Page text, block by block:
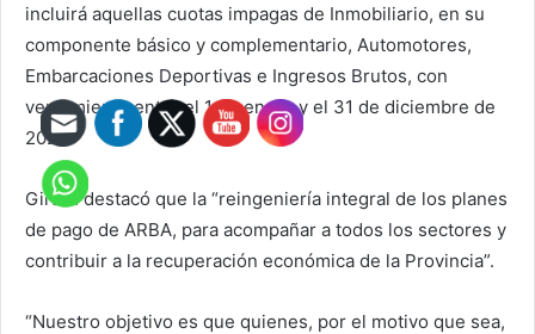
incluirá aquellas cuotas impagas de Inmobiliario, en su
componente básico y complementario, Automotores,
Embarcaciones Deportivas e Ingresos Brutos, con
vencimiento entre el 1 de enero y el 31 de diciembre de
2022.
Girard destacó que la “reingeniería integral de los planes
de pago de ARBA, para acompañar a todos los sectores y
contribuir a la recuperación económica de la Provincia”.
“Nuestro objetivo es que quienes, por el motivo que sea,